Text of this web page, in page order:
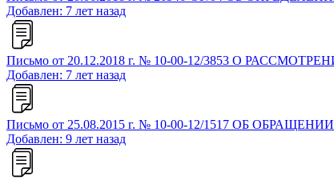
Добавлен: 7 лет назад
Письмо от 20.12.2018 г. № 10-00-12/3853 О
Добавлен: 7 лет назад
Письмо от 25.08.2015 г. № 10-00-12/1517 ОБ
Добавлен: 9 лет назад